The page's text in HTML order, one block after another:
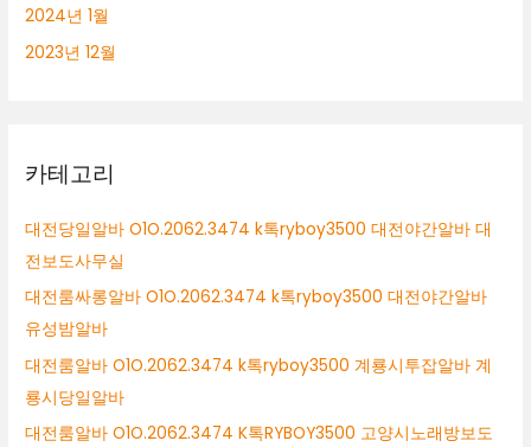
2024년 1월
2023년 12월
카테고리
대전당일알바 O1O.2062.3474 k톡ryboy3500 대전야간알바 대
전보도사무실
대전룸싸롱알바 O1O.2062.3474 k톡ryboy3500 대전야간알바
유성밤알바
대전룸알바 O1O.2062.3474 k톡ryboy3500 계룡시투잡알바 계
룡시당일알바
대전룸알바 O1O.2062.3474 K톡RYBOY3500 고양시노래방보도